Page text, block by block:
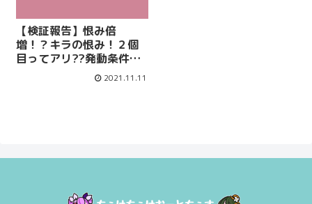
【検証報告】恨み倍
増！？キラの恨み！２個
目ってアリ??発動条件徹
底検証！【オートチェス
攻略ラジオ / AutoChess
2021.11.11